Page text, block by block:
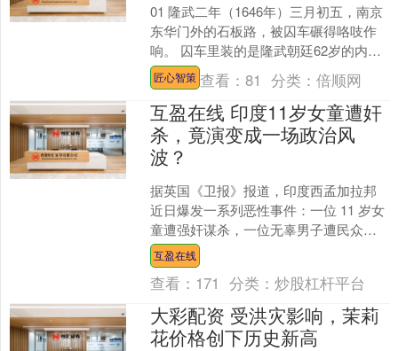
01 隆武二年（1646年）三月初五，南京
东华门外的石板路，被囚车碾得咯吱作
响。 囚车里装的是隆武朝廷62岁的内阁
首辅、兼吏兵二部尚书的黄道周。 黄道
周抬头望了....
匠心智策 查看：81 分类：倍顺网
互盈在线 印度11岁女童遭奸
杀，竟演变成一场政治风
波？
据英国《卫报》报道，印度西孟加拉邦
近日爆发一系列恶性事件：一位 11 岁女
童遭强奸谋杀，一位无辜男子遭民众私
刑致死，案件主要嫌疑人又被警方当场
击毙，多重悲剧叠加....
互盈在线
查看： 171 分类：炒股杠杆平台
大彩配资 受洪灾影响，茉莉
花价格创下历史新高